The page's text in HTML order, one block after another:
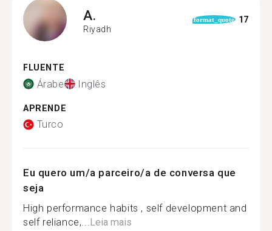
A.
Riyadh
format_quote 17
FLUENTE
Árabe Inglês
APRENDE
Turco
Eu quero um/a parceiro/a de conversa que
seja
High performance habits , self development and
self reliance,...Leia mais